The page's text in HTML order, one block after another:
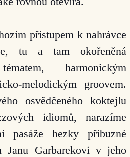
přístupem k nahrávce
tu a tam okořeněná
harmonickým
melodickým groovem.
osvědčeného koktejlu
idiomů, narazíme
pasáže hezky příbuzné
Janu Garbarekovi v jeho